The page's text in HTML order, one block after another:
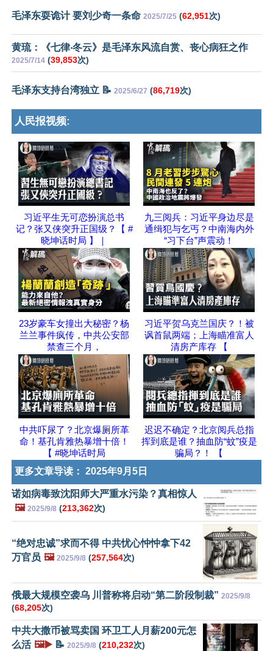
毛泽东耍诡计 要刘少奇一条命 2025/7/25 (62,951次)
黄琉：《七律‧冬云》是毛泽东风流自赏、丧心病狂之作
2025/7/14 (39,853次)
毛泽东支持台湾独立 📝 2025/6/27 (86,719次)
人民报视频:
习近平生无可恋扮演总书
记？张又侠突升正国级？【 #
晓坤话时局 】｜
九三阅兵：习近平身边尽是
通缉犯与乞丐？中南海内外
“习下台”声震动！
23岁豪车女撞出大秘密？杨
兰兰事件疯传，中共公安部
禁查三个月，
习近平贺乌克兰国庆？！被
讽首鼠两端；上海瞄准富人
清房产库存 【
中共吓尿了？北京爆厕所革
命！基孔肯雅热暴增十倍！
【 #晓坤话时局
迟迟不确定？北京阅兵总指
挥到底是谁？抽血防“蚊”疫是
骗局？！ 【
更多文章导读： 2025年9月5日
诺如病毒致沈阳师大严重水污染？真相惊人
🖼️ 2025/9/8 (213,362次)
“绝对忠诚”求而不得 中共忧心忡忡拿下42
万官员 🖼️ 2025/9/8 (257,564次)
俄最大规模空袭乌 川普称将启动“第二阶段制裁” 2025/9/8
(68,205次)
中共大撒币被骂卖国 环卫工人月薪200元怎
么活 🖼️▶️ 📝 2025/9/8 (210,232次)